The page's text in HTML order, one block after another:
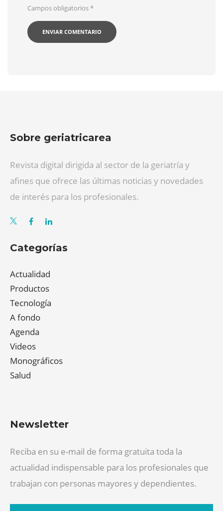
Campos obligatorios*
Sobre geriatricarea
Revista digital dirigida al sector de la geriatría y
afines que ofrece las últimas noticias y novedades
de interés para los profesionales.
Categorías
Actualidad
Productos
Tecnología
A fondo
Agenda
Videos
Monográficos
Salud
Newsletter
Reciba en su e-mail de forma gratuita toda la
actualidad indispensable para los profesionales que
trabajan con personas mayores y dependientes.